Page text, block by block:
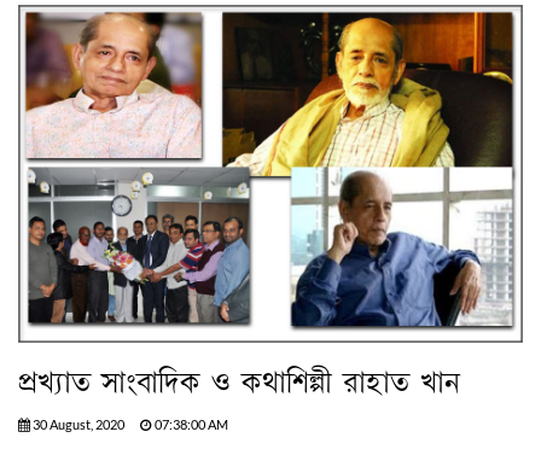
প্রখ্যাত সাংবাদিক ও কথাশিল্পী রাহাত খান
30 August, 2020 07:38:00 AM